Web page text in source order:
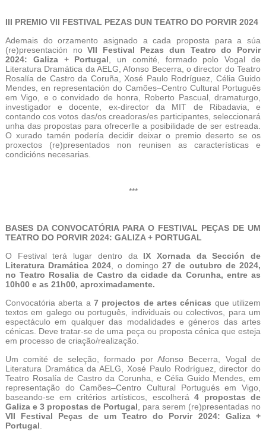
III PREMIO VII FESTIVAL PEZAS DUN TEATRO DO PORVIR 2024
Ademais do orzamento asignado a cada proposta para a súa
(re)presentación noVII Festival Pezas dun Teatro do Porvir
2024: Galiza + Portugal , un comité, formado polo Vogal de
Literatura Dramática da AELG, Afonso Becerra, o director do Teatro
Rosalía de Castro da Coruña, Xosé Paulo Rodríguez, Célia Guido
Mendes, en representación do Camões–Centro Cultural Português
em Vigo, e o convidado de honra, Roberto Pascual, dramaturgo,
investigador e docente, ex-director da MIT de Ribadavia, e
contando cos votos das/os creadoras/es participantes, seleccionará
unha das propostas para ofrecerlle a posibilidade de ser estreada.
O xurado tamén podería decidir deixar o premio deserto se os
proxectos (re)presentados non reunisen as características e
condicións necesarias.
***
BASES DA CONVOCATÓRIA PARA O FESTIVAL PEÇAS DE UM
TEATRO DO PORVIR 2024: GALIZA + PORTUGAL
O Festival terá lugar dentro da IX Xornada da Sección de
Literatura Dramática 2024 , o domingo27 de outubro de 2024,
no Teatro Rosalia de Castro da cidade da Corunha, entre as
10h00 e as 21h00, aproximadamente.
Convocatória aberta a 7 projectos de artes cénicas que utilizem
textos em galego ou português, individuais ou colectivos, para um
espectáculo em qualquer das modalidades e géneros das artes
cénicas. Deve tratar-se de uma peça ou proposta cénica que esteja
em processo de criação/realização.
Um comité de seleção, formado por Afonso Becerra, Vogal de
Literatura Dramática da AELG, Xosé Paulo Rodríguez, director do
Teatro Rosalía de Castro da Corunha, e Célia Guido Mendes, em
representação do Camões–Centro Cultural Portugués em Vigo,
baseando-se em critérios artísticos, escolherá4 propostas de
Galiza e 3 propostas de Portugal , para serem (re)presentadas no
VII Festival Peças de um Teatro do Porvir 2024: Galiza +
Portugal